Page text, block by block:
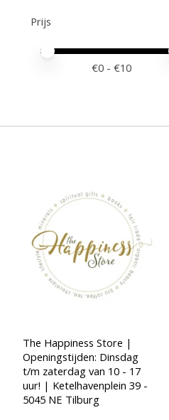
Prijs
Minimale prijswaarde
Price maximum value
€0 - €10
The Happiness Store |
Openingstijden: Dinsdag
t/m zaterdag van 10 - 17
uur! | Ketelhavenplein 39 -
5045 NE Tilburg